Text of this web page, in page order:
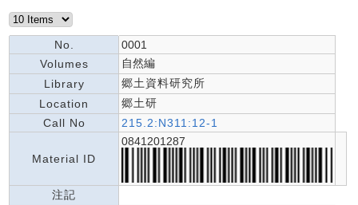
No.
0001
Volumes
自然編
Library
郷土資料研究所
Location
郷土研
Call No
215.2:N311:12-1
Material ID
0841201287
注記